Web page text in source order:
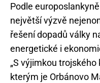
Podle
největší výzvě
řešení dopadů války
energetické i
„S výjimkou
kterým je Orbánovo